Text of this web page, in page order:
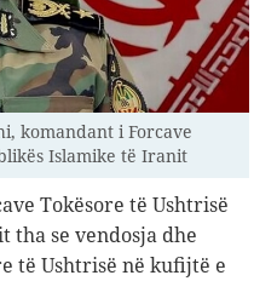
komandant i Forcave
Islamike të Iranit
Tokësore të Ushtrisë
tha se vendosja dhe
të Ushtrisë në kufijtë e